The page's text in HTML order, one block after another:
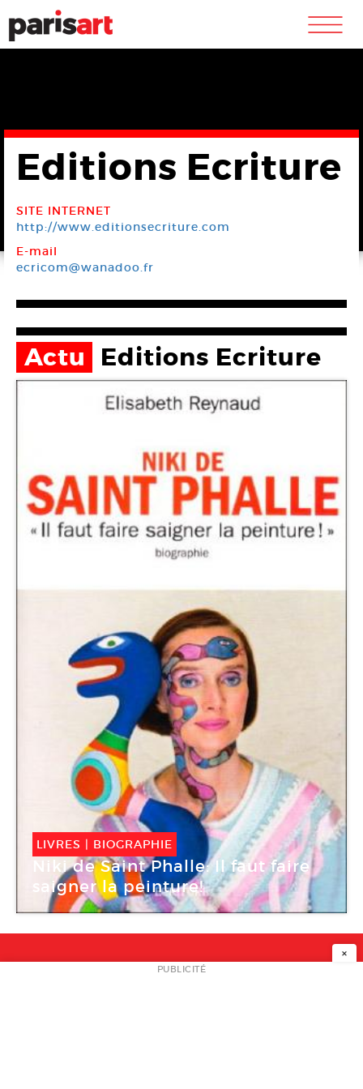
m
Editions Ecriture
SITE INTERNET
http://www.editionsecriture.com
E-mail
ecricom@wanadoo.fr
Actu Editions Ecriture
LIVRES | BIOGRAPHIE
Niki de Saint Phalle: Il faut faire
saigner la peinture!
NEWSLETTER
×
PUBLICITÉ